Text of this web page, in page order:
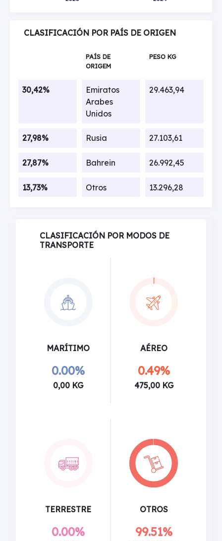
CLASIFICACIÓN POR PAÍS DE ORIGEN
PAÍS DE
ORIGEM
PESO KG
30,42%
Emiratos
Arabes
Unidos
29.463,94
27,98% Rusia 27.103,61
27,87% Bahrein 26.992,45
13,73% Otros 13.296,28
CLASIFICACIÓN POR MODOS DE
TRANSPORTE
MARÍTIMO
0.00%
0,00 KG
AÉREO
0.49%
475,00 KG
TERRESTRE
0.00%
OTROS
99.51%